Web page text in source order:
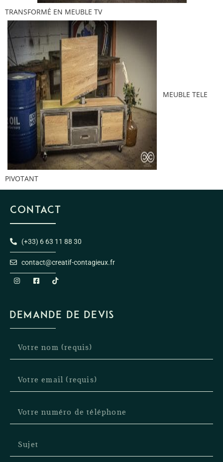
TRANSFORMÉ EN MEUBLE TV
MEUBLE TELE
PIVOTANT
CONTACT
(+33) 6 63 11 88 30
contact@creatif-contagieux.fr
DEMANDE DE DEVIS